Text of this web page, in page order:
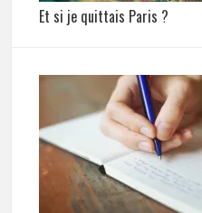
Et si je quittais Paris ?